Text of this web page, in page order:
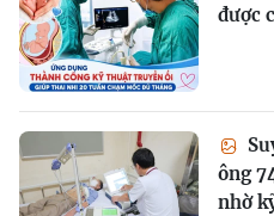
được
ông
nhờ